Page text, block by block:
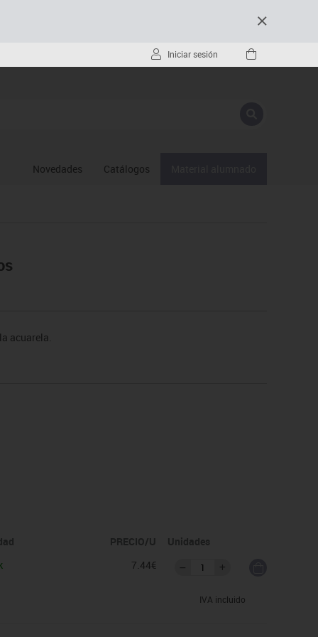
Iniciar sesión
Novedades Catálogos
acuarela.
PRECIO/U
Unidades
7.44€
IVA incluido